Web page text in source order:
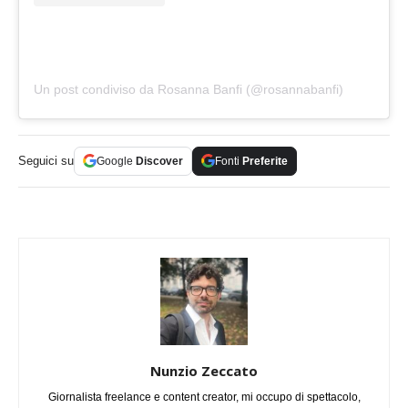
Un post condiviso da Rosanna Banfi (@rosannabanfi)
Seguici su Google Discover Fonti Preferite
Nunzio Zeccato
Giornalista freelance e content creator, mi occupo di spettacolo,